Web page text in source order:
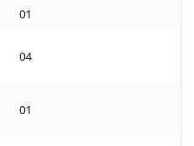
01
04
01